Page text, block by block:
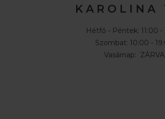
K A R O L I N A
Hétfő - Péntek: 11:00 -
Szombat: 10:00 -
Vasárnap: ZÁRVA